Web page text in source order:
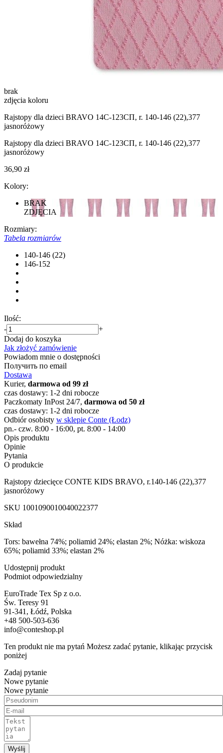
brak
zdjęcia koloru
Rajstopy dla dzieci BRAVO 14С-123СП, r. 140-146 (22),377
jasnoróżowy
Rajstopy dla dzieci BRAVO 14С-123СП, r. 140-146 (22),377
jasnoróżowy
36,90 zł
Kolory:
BRAK
ZDJĘCIA
Rozmiary:
Tabela rozmiarów
140-146 (22)
146-152
Ilość:
-
+
Dodaj do koszyka
Jak złożyć zamówienie
Powiadom mnie o dostępności
Получить по email
Dostawa
Kurier, darmowa od 99 zł
czas dostawy: 1-2 dni robocze
Paczkomaty InPost 24/7, darmowa od 50 zł
czas dostawy: 1-2 dni robocze
Odbiór osobisty w sklepie Conte (Łodz)
pn.- czw. 8:00 - 16:00, pt. 8:00 - 14:00
Opis produktu
Opinie
Pytania
O produkcie
Rajstopy dziecięce CONTE KIDS BRAVO, r.140-146 (22),377
jasnoróżowy
SKU 1001090010040022377
Skład
Tors: bawełna 74%; poliamid 24%; elastan 2%; Nóżka: wiskoza
65%; poliamid 33%; elastan 2%
Udostępnij produkt
Podmiot odpowiedzialny
EuroTrade Tex Sp z o.o.
Św. Teresy 91
91-341, Łódź, Polska
+48 500-503-636
info@conteshop.pl
Ten produkt nie ma pytań Możesz zadać pytanie, klikając przycisk
poniżej
Zadaj pytanie
Nowe pytanie
Nowe pytanie
Wyślij